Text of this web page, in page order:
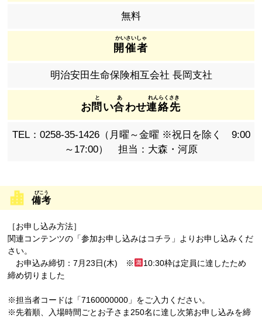
無料
開催者
明治安田生命保険相互会社 長岡支社
お問 い合わせ連絡先
TEL：0258-35-1426（月曜～金曜 ※祝日を除く 9:00
～17:00） 担当：大森・河原
備考
［お申し込み方法］
関連コンテンツの「参加お申し込みはコチラ」よりお申し込みくだ
さい。
お申込み締切：7月23日(木) ※
10:30枠は定員に達したため
締め切りました
※担当者コードは「7160000000」をご入力ください。
※先着順、入場時間ごとお子さま250名に達し次第お申し込みを締